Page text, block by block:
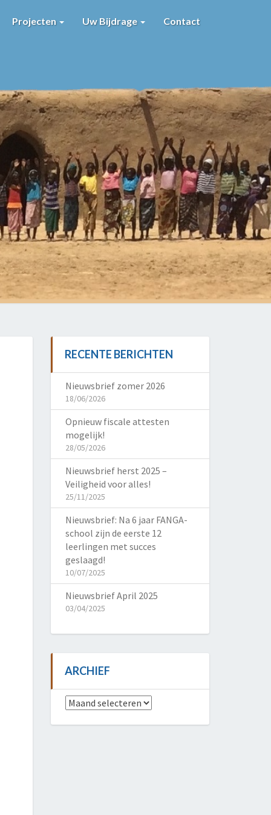
Projecten Uw Bijdrage Contact
RECENTE BERICHTEN
Nieuwsbrief zomer 2026
18/06/2026
Opnieuw fiscale attesten
mogelijk!
28/05/2026
Nieuwsbrief herst 2025 –
Veiligheid voor alles!
25/11/2025
Nieuwsbrief: Na 6 jaar FANGA-
school zijn de eerste 12
leerlingen met succes
geslaagd!
10/07/2025
Nieuwsbrief April 2025
03/04/2025
ARCHIEF
Archief